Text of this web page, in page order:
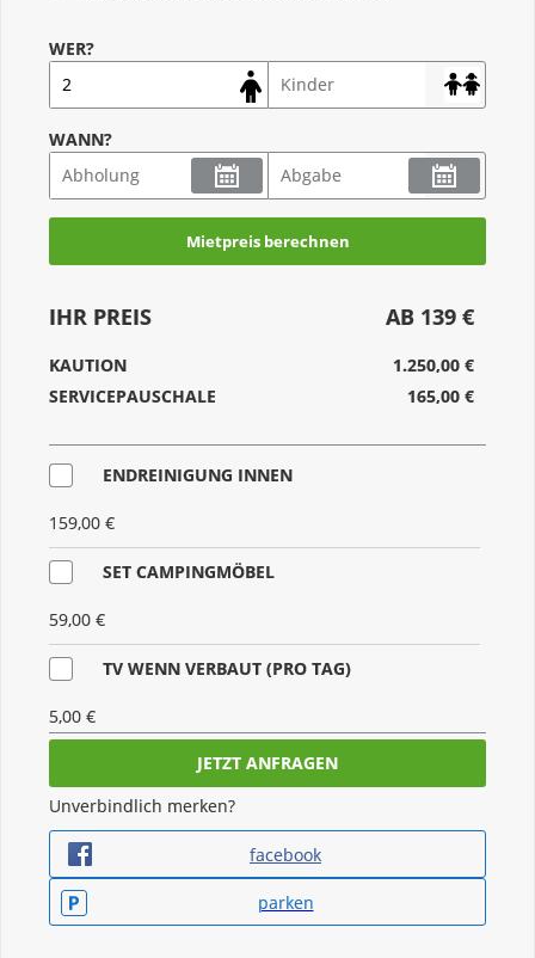
WER?
WANN?
Mietpreis berechnen
IHR PREIS AB 139 €
KAUTION
1.250,00 €
SERVICEPAUSCHALE
165,00 €
ENDREINIGUNG INNEN
159,00 €
SET CAMPINGMÖBEL
59,00 €
TV WENN VERBAUT (PRO TAG)
5,00 €
HAUSTIER (PRO TAG)
5,00 €
kostenfrei
Unverbindlich merken?
facebook
parken